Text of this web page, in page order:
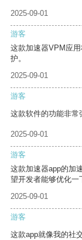
2025-09-01
游客
这款加速器VPM应
护。
2025-09-01
游客
这款软件的功能非常
2025-09-01
游客
这款加速器app的加
望开发者能够优化一
2025-09-01
游客
这款app就像我的社